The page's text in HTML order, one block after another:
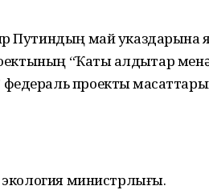
Путиндың май
“Ҡаты ҡалдыҡтар
проекты
министрлығы.